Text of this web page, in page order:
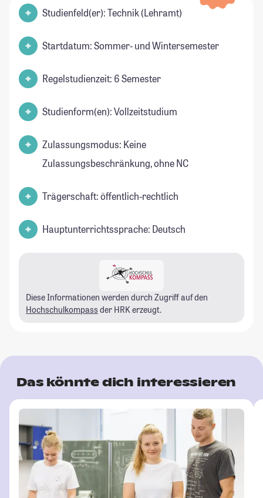
Studienfeld(er): Technik (Lehramt)
Startdatum: Sommer- und Wintersemester
Regelstudienzeit: 6 Semester
Studienform(en): Vollzeitstudium
Zulassungsmodus: Keine
Zulassungsbeschränkung, ohne NC
Trägerschaft: öffentlich-rechtlich
Hauptunterrichtssprache: Deutsch
Diese Informationen werden durch Zugriff auf den
Hochschulkompass der HRK erzeugt.
Das könnte dich interessieren